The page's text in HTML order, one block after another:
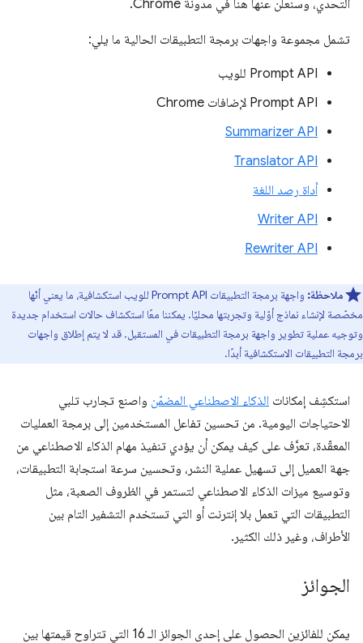
التحدي، وسنعلن عنها هنا في مدونة Chrome.
تشمل مجموعة واجهات برمجة التطبيقات الحالية ما يلي:
Prompt API للويب
Prompt API لإضافات Chrome
Summarizer API
Translator API
أداة رصد اللغة
Writer API
Rewriter API
ملاحظة:
واجهة برمجة التطبيقات Prompt API للويب استكشافية، ما يعني أنّها
مخصّصة لإنشاء نماذج أوّلية وتجربتها محليًا. يمكننا معًا استكشاف حالات استخدام جديدة
وتوجيه عملية تطوير واجهة برمجة التطبيقات في المستقبل. قد لا يتم إطلاق واجهات
برمجة التطبيقات الاستكشافية أبدًا.
استكشِف إمكانات الذكاء الاصطناعي المضمّن واصنع تجارب تلبي
الاحتياجات اليومية. من تحسين تفاعل المستخدمين إلى برمجة العمليات
المعقّدة، تعرَّف على كيف يمكن أن يؤدي تنفيذ مهام الذكاء الاصطناعي من
جهة العميل إلى تسهيل عملية النشر، وتحسين سرعة استجابة التطبيقات،
وتوسيع ميزات الذكاء الاصطناعي لتستمر في الظروف الصعبة، مثل
التطبيقات التي تعمل بلا إنترنت أو التي تستخدم التشفير التام بين
الأطراف، وغير ذلك الكثير.
الجوائز
يمكن للفائزين الحصول على إحدى الجوائز الـ 16 التي تتراوح قيمتها بين